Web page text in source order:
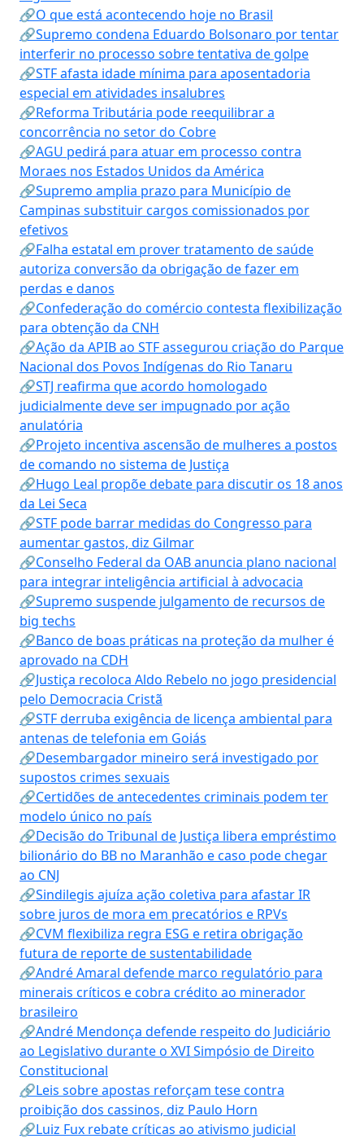
🔗O que está acontecendo hoje no Brasil
🔗Supremo condena Eduardo Bolsonaro por tentar
interferir no processo sobre tentativa de golpe
🔗STF afasta idade mínima para aposentadoria
especial em atividades insalubres
🔗Reforma Tributária pode reequilibrar a
concorrência no setor do Cobre
🔗AGU pedirá para atuar em processo contra
Moraes nos Estados Unidos da América
🔗Supremo amplia prazo para Município de
Campinas substituir cargos comissionados por
efetivos
🔗Falha estatal em prover tratamento de saúde
autoriza conversão da obrigação de fazer em
perdas e danos
🔗Confederação do comércio contesta flexibilização
para obtenção da CNH
🔗Ação da APIB ao STF assegurou criação do Parque
Nacional dos Povos Indígenas do Rio Tanaru
🔗STJ reafirma que acordo homologado
judicialmente deve ser impugnado por ação
anulatória
🔗Projeto incentiva ascensão de mulheres a postos
de comando no sistema de Justiça
🔗Hugo Leal propõe debate para discutir os 18 anos
da Lei Seca
🔗STF pode barrar medidas do Congresso para
aumentar gastos, diz Gilmar
🔗Conselho Federal da OAB anuncia plano nacional
para integrar inteligência artificial à advocacia
🔗Supremo suspende julgamento de recursos de
big techs
🔗Banco de boas práticas na proteção da mulher é
aprovado na CDH
🔗Justiça recoloca Aldo Rebelo no jogo presidencial
pelo Democracia Cristã
🔗STF derruba exigência de licença ambiental para
antenas de telefonia em Goiás
🔗Desembargador mineiro será investigado por
supostos crimes sexuais
🔗Certidões de antecedentes criminais podem ter
modelo único no país
🔗Decisão do Tribunal de Justiça libera empréstimo
bilionário do BB no Maranhão e caso pode chegar
ao CNJ
🔗Sindilegis ajuíza ação coletiva para afastar IR
sobre juros de mora em precatórios e RPVs
🔗CVM flexibiliza regra ESG e retira obrigação
futura de reporte de sustentabilidade
🔗André Amaral defende marco regulatório para
minerais críticos e cobra crédito ao minerador
brasileiro
🔗André Mendonça defende respeito do Judiciário
ao Legislativo durante o XVI Simpósio de Direito
Constitucional
🔗Leis sobre apostas reforçam tese contra
proibição dos cassinos, diz Paulo Horn
🔗Luiz Fux rebate críticas ao ativismo judicial